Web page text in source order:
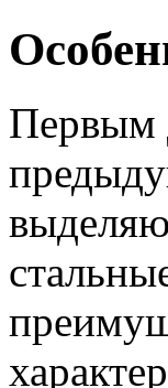
Первым